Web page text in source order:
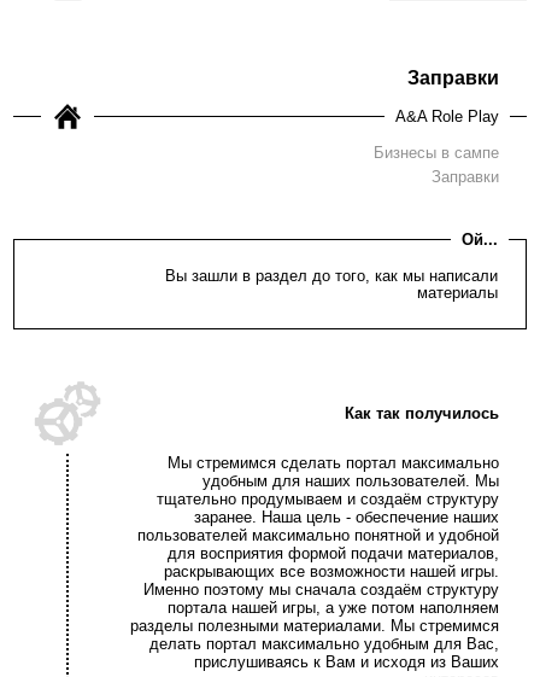
Заправки
A&A Role Play
Бизнесы в сампе
Заправки
Ой...
Вы зашли в раздел до того, как мы написали
материалы
Как так получилось
Мы стремимся сделать портал максимально
удобным для наших пользователей. Мы
тщательно продумываем и создаём структуру
заранее. Наша цель - обеспечение наших
пользователей максимально понятной и удобной
для восприятия формой подачи материалов,
раскрывающих все возможности нашей игры.
Именно поэтому мы сначала создаём структуру
портала нашей игры, а уже потом наполняем
разделы полезными материалами. Мы стремимся
делать портал максимально удобным для Вас,
прислушиваясь к Вам и исходя из Ваших